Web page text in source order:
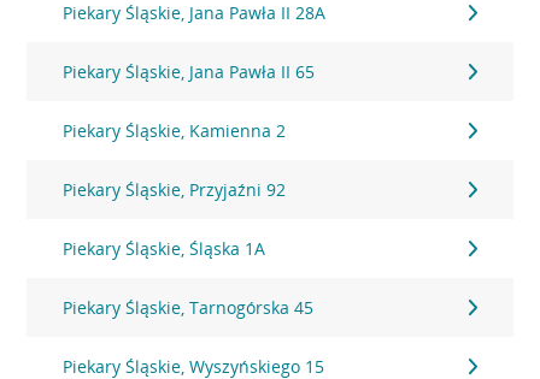
Piekary Śląskie, Jana Pawła II 28A
Piekary Śląskie, Jana Pawła II 65
Piekary Śląskie, Kamienna 2
Piekary Śląskie, Przyjaźni 92
Piekary Śląskie, Śląska 1A
Piekary Śląskie, Tarnogórska 45
Piekary Śląskie, Wyszyńskiego 15